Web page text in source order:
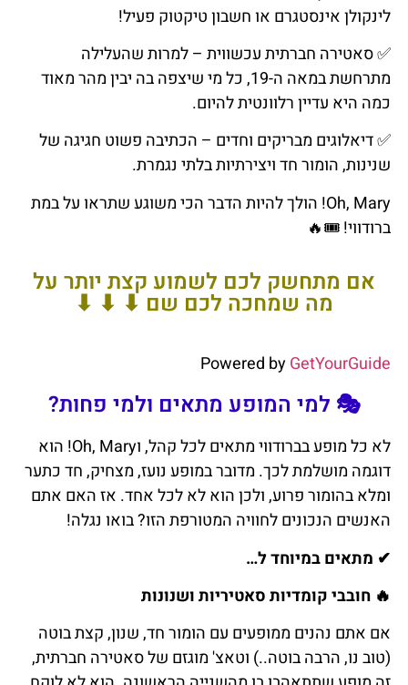
לינקולן אינסטגרם או חשבון טיקטוק פעיל!
✅ סאטירה חברתית עכשווית – למרות שהעלילה
מתרחשת במאה ה-19, כל מי שיצפה בה יבין מהר מאוד
כמה היא עדיין רלוונטית להיום.
✅ דיאלוגים מבריקים וחדים – הכתיבה פשוט חגיגה של
שנינות, הומור חד ויצירתיות בלתי נגמרת.
Oh, Mary! הולך להיות הדבר הכי משוגע שתראו על במת
ברודווי! 🎟️🔥
אם מתחשק לכם לשמוע קצת יותר על
מה שמחכה לכם שם ⬇ ⬇ ⬇
Powered byGetYourGuide
🎭 למי המופע מתאים ולמי פחות?
לא כל מופע בברודווי מתאים לכל קהל, וOh, Mary! הוא
דוגמה מושלמת לכך. מדובר במופע נועז, מצחיק, חד כתער
ומלא בהומור פרוע, ולכן הוא לא לכל אחד. אז האם אתם
האנשים הנכונים לחוויה המטורפת הזו? בואו נגלה!
✔ מתאים במיוחד ל…
🔥 חובבי קומדיות סאטיריות ושנונות
אם אתם נהנים ממופעים עם הומור חד, שנון, קצת בוטה
(טוב נו, הרבה בוטה..) וטאצ' מוגזם של סאטירה חברתית,